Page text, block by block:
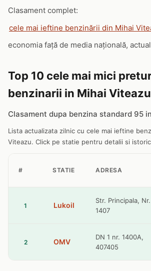
Clasament complet:
cele mai ieftine benzinării din Mihai
economia față de media națională,
Top 10 cele mai mici
benzinarii in Mihai Viteazu
Clasament dupa benzina standard 95
Lista actualizata zilnic cu cele mai ieftine
Viteazu. Click pe statie pentru detalii si
# STATIE ADRESA
1 Lukoil
Str. Principala, Nr.
1407
2 OMV
DN 1 nr. 1400A,
407405